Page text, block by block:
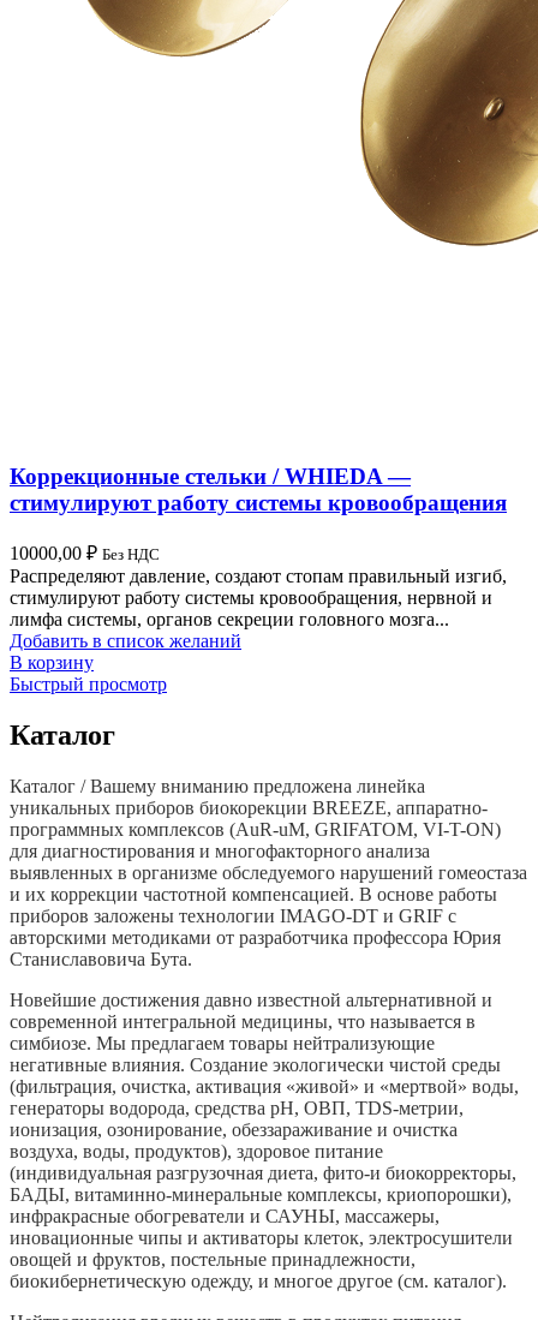
Коррекционные стельки / WHIEDA —
стимулируют работу системы кровообращения
10000,00 ₽ Без НДС
Распределяют давление, создают стопам правильный изгиб,
стимулируют работу системы кровообращения, нервной и
лимфа системы, органов секреции головного мозга...
Добавить в список желаний
В корзину
Быстрый просмотр
Каталог
Каталог / Вашему вниманию предложена линейка
уникальных приборов биокорекции BREEZE, аппаратно-
программных комплексов (AuR-uM, GRIFATOM, VI-T-ON)
для диагностирования и многофакторного анализа
выявленных в организме обследуемого нарушений гомеостаза
и их коррекции частотной компенсацией. В основе работы
приборов заложены технологии IMAGO-DT и GRIF c
авторскими методиками от разработчика профессора Юрия
Станиславовича Бута.
Новейшие достижения давно известной альтернативной и
современной интегральной медицины, что называется в
симбиозе. Мы предлагаем товары нейтрализующие
негативные влияния. Создание экологически чистой среды
(фильтрация, очистка, активация «живой» и «мертвой» воды,
генераторы водорода, средства рН, ОВП, TDS-метрии,
ионизация, озонирование, обеззараживание и очистка
воздуха, воды, продуктов), здоровое питание
(индивидуальная разгрузочная диета, фито-и биокорректоры,
БАДЫ, витаминно-минеральные комплексы, криопорошки),
инфракрасные обогреватели и САУНЫ, массажеры,
иновационные чипы и активаторы клеток, электросушители
овощей и фруктов, постельные принадлежности,
биокибернетическую одежду, и многое другое (см. каталог).